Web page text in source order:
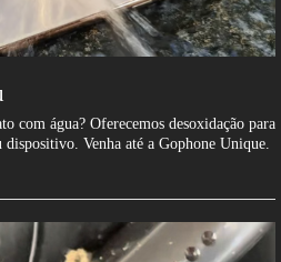
com água? Oferecemos desoxidação para
Venha até a Gophone Unique.